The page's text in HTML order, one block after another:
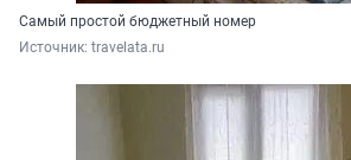
Самый простой бюджетный номер
Источник: travelata.ru